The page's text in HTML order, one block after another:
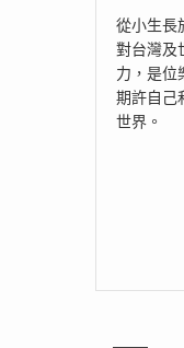
從小生長
對台灣及
力，是位
期許自己
世界。